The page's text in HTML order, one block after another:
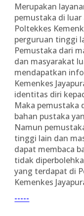
Merupakan
pemustaka di
Poltekkes
perguruan tinggi
Pemustaka dari
dan masyarakat
mendapatkan
Kemenkes
identitas diri
Maka pemustaka
bahan pustaka
Namun
tinggi lain dan
dapat membaca
tidak
yang terdapat di
Kemenkes
-----